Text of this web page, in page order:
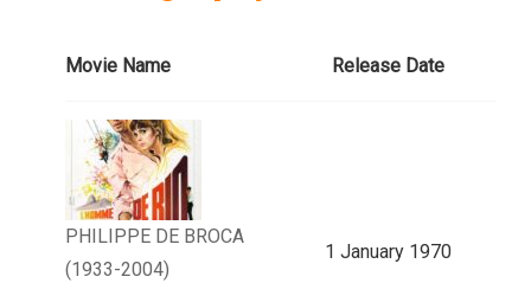
Movie Name Release Date
PHILIPPE DE BROCA
(1933-2004)
1 January 1970